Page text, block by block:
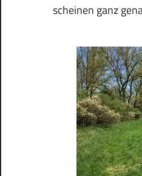
scheinen ganz